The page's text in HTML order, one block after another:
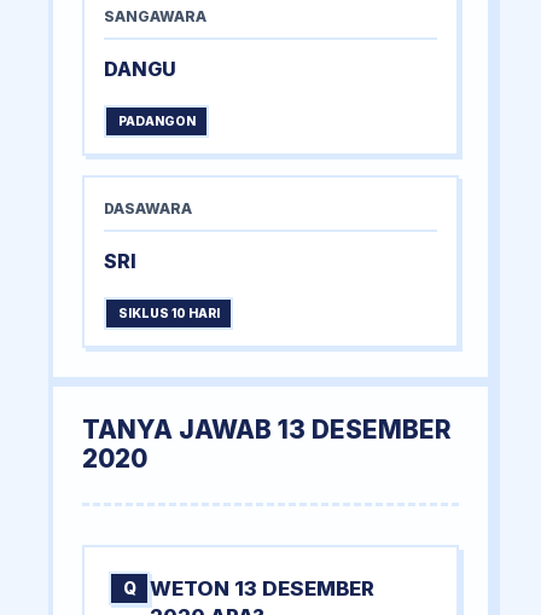
SANGAWARA
DANGU
PADANGON
DASAWARA
SRI
SIKLUS 10 HARI
TANYA JAWAB 13 DESEMBER
2020
Q
WETON 13 DESEMBER